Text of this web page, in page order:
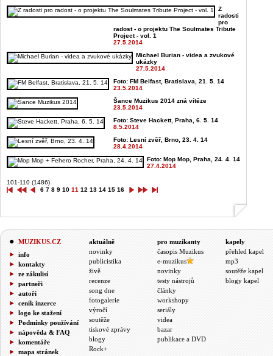
Z
radosti
pro
radost - o projektu The Soulmates Tribute
Project - vol. 1
27.5.2014
Michael Burian - videa a zvukové
ukázky
27.5.2014
Foto: FM Belfast, Bratislava, 21. 5. 14
23.5.2014
Šance Muzikus 2014 zná vítěze
23.5.2014
Foto: Steve Hackett, Praha, 6. 5. 14
8.5.2014
Foto: Lesní zvěř, Brno, 23. 4. 14
28.4.2014
Foto: Mop Mop, Praha, 24. 4. 14
27.4.2014
101-110 (1486)
6 7 8 9 10 11 12 13 14 15 16
MUZIKUS.CZ
info
kontakty
ze zákulisí
partneři
autoři
ceník inzerce
logo ke stažení
Podmínky používání
nápověda & FAQ
komentáře
mapa stránek
aktuálně
novinky
publicistika
živě
recenze
song dne
fotogalerie
výročí
soutěže
tiskové zprávy
blogy
Rock+
pro muzikanty
časopis Muzikus
e-muzikus
novinky
testy nástrojů
články
workshopy
seriály
videa
bazar
publikace a DVD
kapely
přehled kapel
mp3
soutěže kapel
blogy kapel